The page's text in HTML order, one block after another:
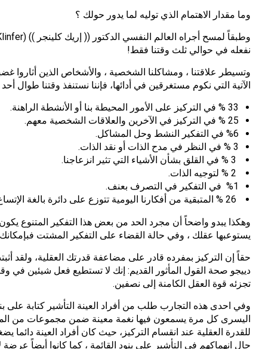
وما مقدار الاهتمام الذي توليه لما يدور حولك ؟
نفعله في حوالي ثلث وقتنا فقط!
وتسيطر علاقتنا ، ومشاكلنا الشخصية ، والأشخاص الذين أثاروا
الآتية التي نكوم مستغرقين في أدائها، فإننا نستنفذ وقتنا طوال أحد
33 % في التركيز على الأمور المحيطة بنا أو الأنشطة الراهنة.
25 % في التركيز في الآخرين والعلاقات الشخصية معهم.
%6 في التفكير النشط وحل المشاكل.
3 % في النظر في مدح الذات أو نقد الذات.
%1 في التفكير في التصرف بعنف.
وهكذا يبدو واضحاً أن مجرد الحد من بعض هذا التفكير المتنوع
يستوعبها عقلك ، وفي حالة القضاء على التفكير المشتت فبإمكانك
حقاً إن التركيز بمفرده قادر على مضاعفة قدرتك العقلية، ولقد
دييجو صحة القول المأثور القديم: إنك لا تستطيع فعل شيئين في
تجزئه قوة العقل الكامنة إلى نصفين.
وفي احدى هذه التجارب طلب من أفراد العينة التأشير كتابة على
اليسرى كل مرة يسمعون فيها نغمة معينة ضمن مجموعات من
للقدرة العقلية عند انقسام التركيز، حيث كان أفراد العينة
حال انهماكهم في التأشير على بنود القائمة ، كما كانوا أيضاً